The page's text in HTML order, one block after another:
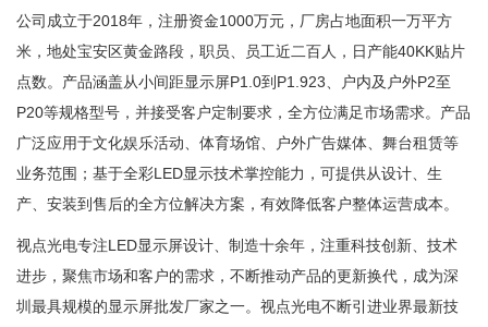
公司成立于2018年，注册资金1000万元，厂房占地面积一万平方
米，地处宝安区黄金路段，职员、员工近二百人，日产能40KK贴片
点数。产品涵盖从小间距显示屏P1.0到P1.923、户内及户外P2至
P20等规格型号，并接受客户定制要求，全方位满足市场需求。产品
广泛应用于文化娱乐活动、体育场馆、户外广告媒体、舞台租赁等
业务范围；基于全彩LED显示技术掌控能力，可提供从设计、生
产、安装到售后的全方位解决方案，有效降低客户整体运营成本。
视点光电专注LED显示屏设计、制造十余年，注重科技创新、技术
进步，聚焦市场和客户的需求，不断推动产品的更新换代，成为深
圳最具规模的显示屏批发厂家之一。视点光电不断引进业界最新技